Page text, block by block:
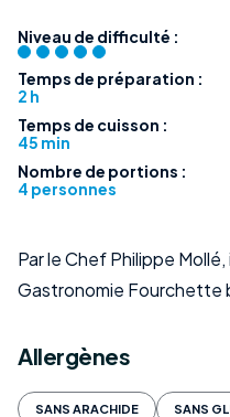
Niveau de difficulté :
Temps de préparation :
2 h
Temps de cuisson :
45 min
Nombre de portions :
4 personnes
Par le Chef Philippe
Gastronomie Fourchette
Allergènes
SANS ARACHIDE SANS